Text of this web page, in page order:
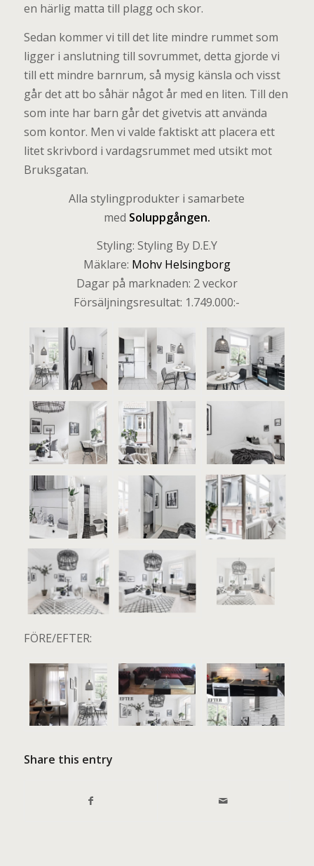
en härlig matta till plagg och skor.
Sedan kommer vi till det lite mindre rummet som
ligger i anslutning till sovrummet, detta gjorde vi
till ett mindre barnrum, så mysig känsla och visst
går det att bo såhär något år med en liten. Till den
som inte har barn går det givetvis att använda
som kontor. Men vi valde faktiskt att placera ett
litet skrivbord i vardagsrummet med utsikt mot
Bruksgatan.
Alla stylingprodukter i samarbete
med Soluppgången.
Styling: Styling By D.E.Y
Mäklare: Mohv Helsingborg
Dagar på marknaden: 2 veckor
Försäljningsresultat: 1.749.000:-
FÖRE/EFTER:
Share this entry